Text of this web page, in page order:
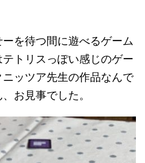
を待つ間に遊べるゲーム
トリスっぽい感じのゲー
ッツア先生の作品なんで
お見事でした。